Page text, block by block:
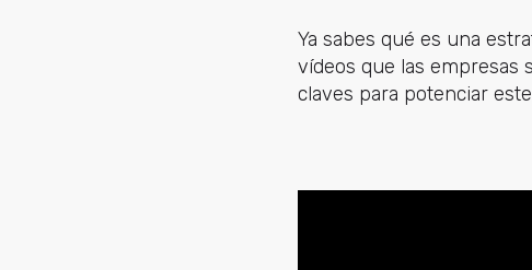
Ya sabes qué es una
vídeos que las empresas
claves para potenciar